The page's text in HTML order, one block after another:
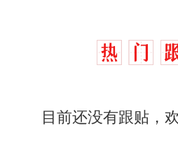
目前还没有跟贴，